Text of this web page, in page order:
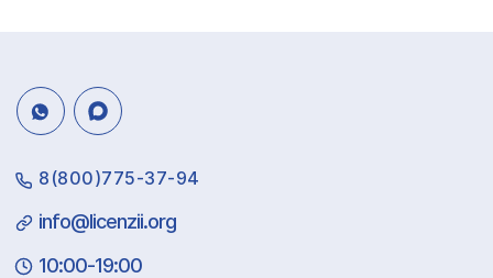
8(800)775-37-94
info@licenzii.org
10:00-19:00